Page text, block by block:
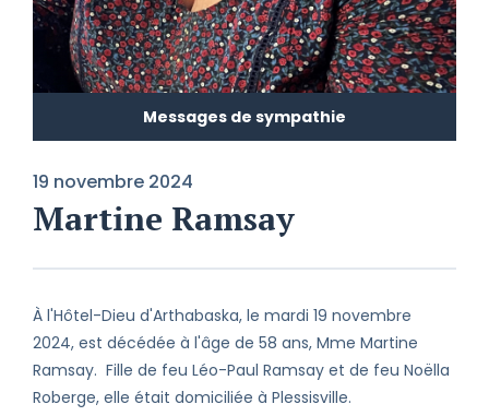
Messages de sympathie
19 novembre 2024
Martine Ramsay
À l'Hôtel-Dieu d'Arthabaska, le mardi 19 novembre
2024, est décédée à l'âge de 58 ans, Mme Martine
Ramsay. Fille de feu Léo-Paul Ramsay et de feu Noëlla
Roberge, elle était domiciliée à Plessisville.